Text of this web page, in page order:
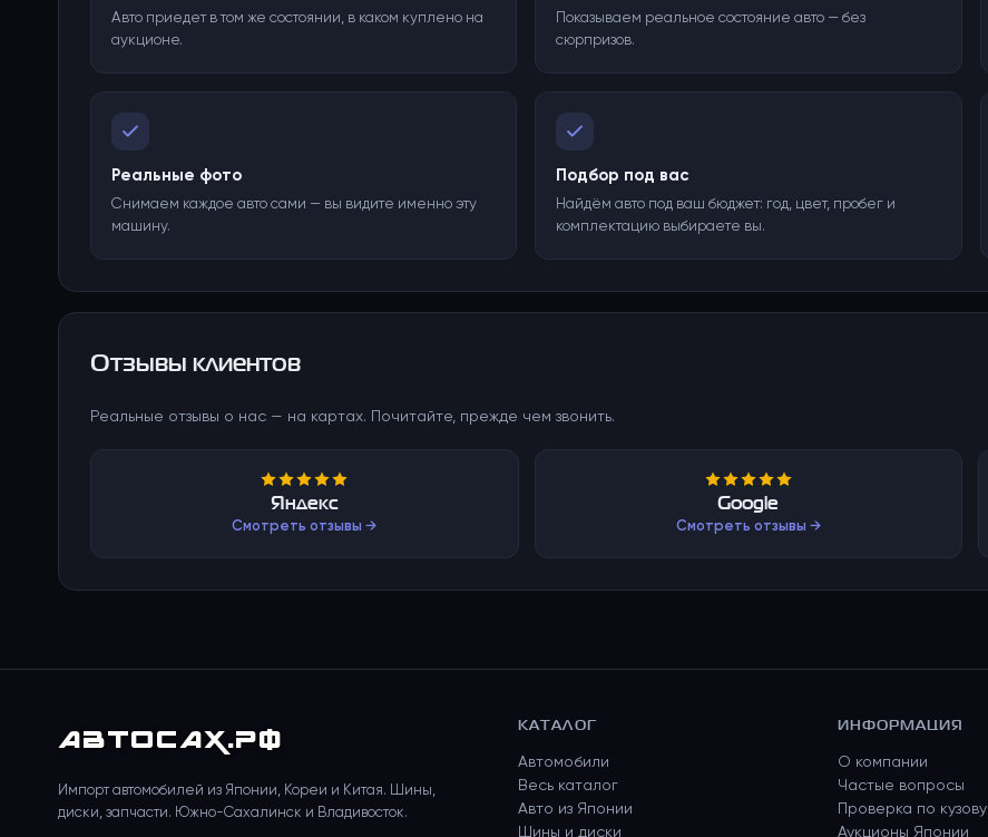
Авто приедет в том же состоянии, в каком куплено на
аукционе.
Показываем реальное состояние авто — без
сюрпризов.
Реальные фото
Снимаем каждое авто сами — вы видите именно эту
машину.
Подбор под вас
Найдём авто под ваш бюджет: год, цвет, пробег и
комплектацию выбираете вы.
Отзывы клиентов
Реальные отзывы о нас — на картах. Почитайте, прежде чем звонить.
Яндекс
Смотреть отзывы →
Google
Смотреть отзывы →
АВТОСАХ.РФ
Импорт автомобилей из Японии, Кореи и Китая. Шины,
диски, запчасти. Южно-Сахалинск и Владивосток.
КАТАЛОГ
Автомобили
Весь каталог
Авто из Японии
Шины и диски
ИНФОРМАЦИЯ
О компании
Частые вопросы
Проверка по кузову
Аукционы Японии